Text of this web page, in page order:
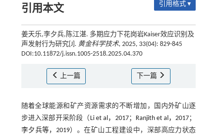
引用本文 引用格式 ▾
姜天乐,李夕兵,陈江湛. 多期应力下花岗岩Kaiser效应识别及
声发射行为研究[J]. 黄金科学技术, 2025, 33(04): 829-845
DOI:10.11872/j.issn.1005-2518.2025.04.370
上一篇 下一篇
随着全球能源和矿产资源需求的不断增加，国内外矿山逐
步进入深部开采阶段（ Li et al，2017； Ranjith et al，2017；
李夕兵等，2019）。在矿山工程建设中，深部高应力状态